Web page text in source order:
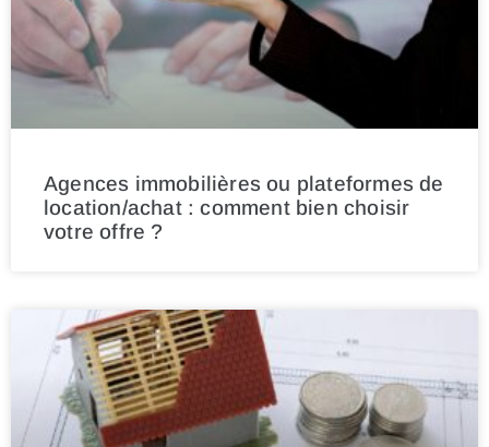
Agences immobilières ou plateformes de
location/achat : comment bien choisir
votre offre ?